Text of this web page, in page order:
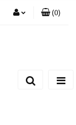
(0)